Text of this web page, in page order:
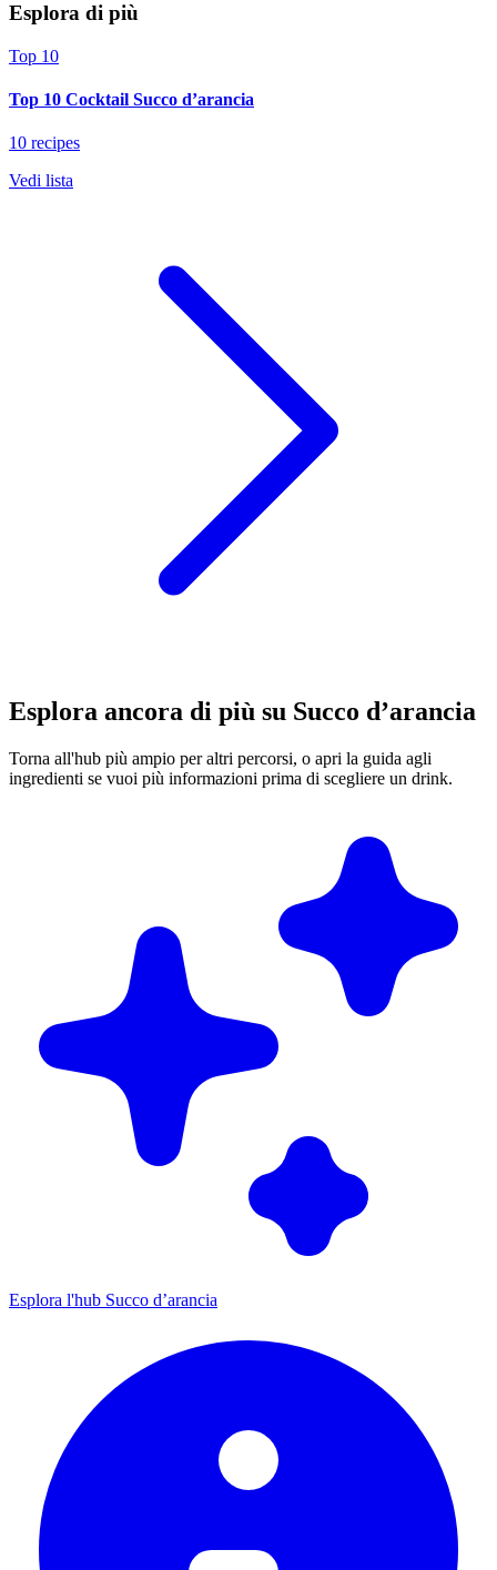
Esplora di più
Top 10
Top 10 Cocktail Succo d’arancia
10 recipes
Vedi lista
Esplora ancora di più su Succo d’arancia
Torna all'hub più ampio per altri percorsi, o apri la guida agli
ingredienti se vuoi più informazioni prima di scegliere un drink.
Esplora l'hub Succo d’arancia